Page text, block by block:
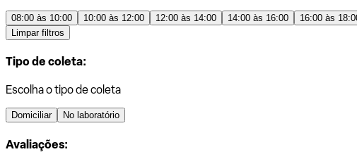
08:00 às 10:00 10:00 às 12:00 12:00 às 14:00 14:00 às 16:00 16:00 às
Limpar filtros
Tipo de coleta:
Escolha o tipo de coleta
Domiciliar No laboratório
Avaliações: